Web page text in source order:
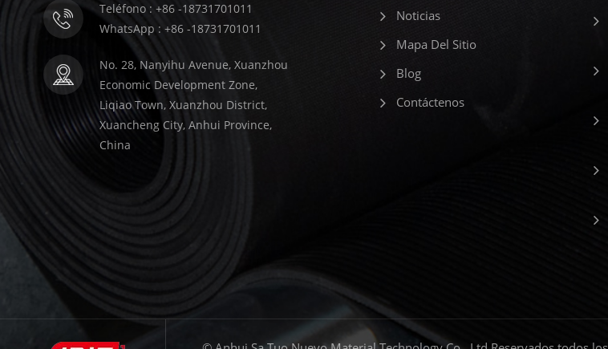
Teléfono : +86 -18731701011
WhatsApp : +86 -18731701011
No. 28, Nanyihu Avenue, Xuanzhou
Economic Development Zone,
Liqiao Town, Xuanzhou District,
Xuancheng City, Anhui Province,
China
Noticias
Mapa Del Sitio
Blog
Contáctenos